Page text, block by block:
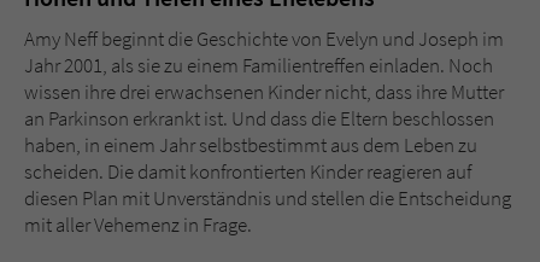
Amy Neff beginnt die Geschichte von Evelyn und Joseph im
Jahr 2001, als sie zu einem Familientreffen einladen. Noch
wissen ihre drei erwachsenen Kinder nicht, dass ihre Mutter
an Parkinson erkrankt ist. Und dass die Eltern beschlossen
haben, in einem Jahr selbstbestimmt aus dem Leben zu
scheiden. Die damit konfrontierten Kinder reagieren auf
diesen Plan mit Unverständnis und stellen die Entscheidung
mit aller Vehemenz in Frage.